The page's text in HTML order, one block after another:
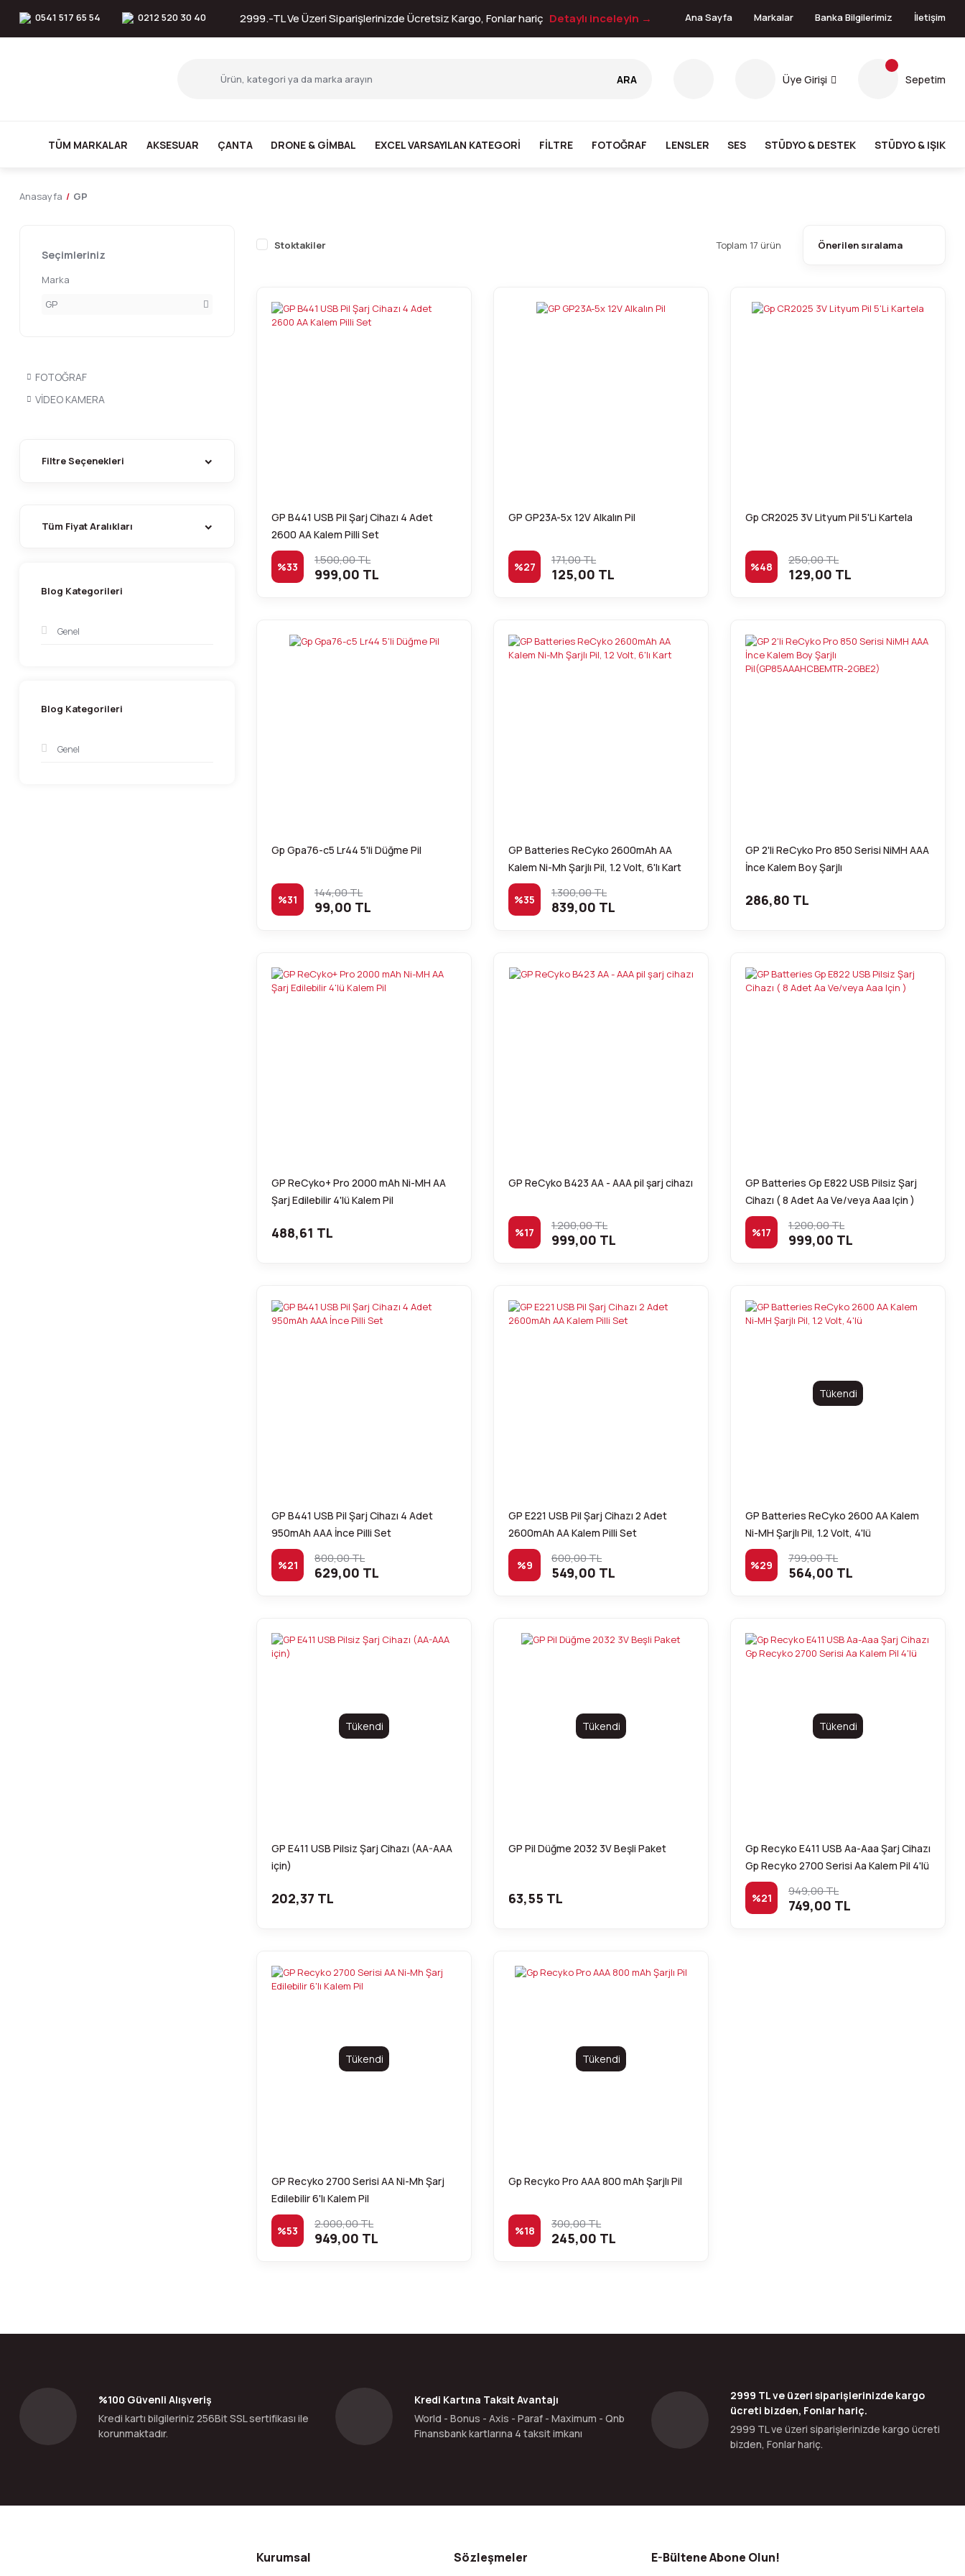
0541 517 65 54 0212 520 30 40 2999.-TL Ve Üzeri Siparişlerinizde Ücretsiz Kargo, Fonlar hariç Detaylı inceleyin → Ana Sayfa Markalar Banka Bilgilerimiz İletişim
ARA Üye Girişi Sepetim
TÜM MARKALAR AKSESUAR ÇANTA DRONE & GİMBAL EXCEL VARSAYILAN KATEGORI FİLTRE FOTOĞRAF LENSLER SES STÜDYO & DESTEK STÜDYO & IŞIK
Anasayfa GP
Seçimleriniz
Marka
GP
FOTOĞRAF
VİDEO KAMERA
Filtre Seçenekleri
Tüm Fiyat Aralıkları
Blog Kategorileri
Genel
Blog Kategorileri
Genel
Stoktakiler Toplam 17 ürün
GP B441 USB Pil Şarj Cihazı 4 Adet
2600 AA Kalem Pilli Set
%33 1.500,00 TL
999,00 TL
GP GP23A-5x 12V Alkalın Pil
%27 171,00 TL
125,00 TL
Gp CR2025 3V Lityum Pil 5'Li Kartela
%48 250,00 TL
129,00 TL
Gp Gpa76-c5 Lr44 5'li Düğme Pil
%31 144,00 TL
99,00 TL
GP Batteries ReCyko 2600mAh AA
Kalem Ni-Mh Şarjlı Pil, 1.2 Volt, 6'lı Kart
%35 1.300,00 TL
839,00 TL
GP 2'li ReCyko Pro 850 Serisi NiMH AAA
İnce Kalem Boy Şarjlı
286,80 TL
GP ReCyko+ Pro 2000 mAh Ni-MH AA
Şarj Edilebilir 4'lü Kalem Pil
488,61 TL
GP ReCyko B423 AA - AAA pil şarj cihazı
%17 1.200,00 TL
999,00 TL
GP Batteries Gp E822 USB Pilsiz Şarj
Cihazı ( 8 Adet Aa Ve/veya Aaa Için )
%17 1.200,00 TL
999,00 TL
GP B441 USB Pil Şarj Cihazı 4 Adet
950mAh AAA İnce Pilli Set
%21 800,00 TL
629,00 TL
GP E221 USB Pil Şarj Cihazı 2 Adet
2600mAh AA Kalem Pilli Set
%9 600,00 TL
549,00 TL
Tükendi
GP Batteries ReCyko 2600 AA Kalem
Ni-MH Şarjlı Pil, 1.2 Volt, 4'lü
%29 799,00 TL
564,00 TL
Tükendi
GP E411 USB Pilsiz Şarj Cihazı (AA-AAA
için)
202,37 TL
Tükendi
GP Pil Düğme 2032 3V Beşli Paket
63,55 TL
Tükendi
Gp Recyko E411 USB Aa-Aaa Şarj Cihazı
Gp Recyko 2700 Serisi Aa Kalem Pil 4'lü
%21 949,00 TL
749,00 TL
Tükendi
GP Recyko 2700 Serisi AA Ni-Mh Şarj
Edilebilir 6'lı Kalem Pil
%53 2.000,00 TL
949,00 TL
Tükendi
Gp Recyko Pro AAA 800 mAh Şarjlı Pil
%18 300,00 TL
245,00 TL
%100 Güvenli Alışveriş
Kredi kartı bilgileriniz 256Bit SSL sertifikası ile
korunmaktadır.
Kredi Kartına Taksit Avantajı
World - Bonus - Axis - Paraf - Maximum - Qnb
Finansbank kartlarına 4 taksit imkanı
2999 TL ve üzeri siparişlerinizde kargo
ücreti bizden, Fonlar hariç.
2999 TL ve üzeri siparişlerinizde kargo ücreti
bizden, Fonlar hariç.
Kurumsal Sözleşmeler E-Bültene Abone Olun!